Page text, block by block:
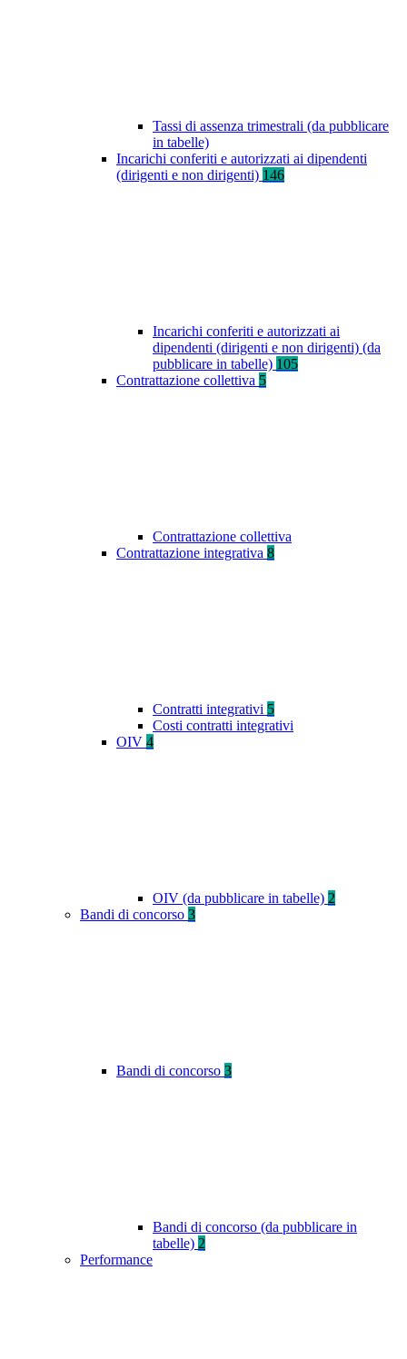
Tassi di assenza trimestrali (da pubblicare
in tabelle)
Incarichi conferiti e autorizzati ai dipendenti
(dirigenti e non dirigenti) 146
Incarichi conferiti e autorizzati ai
dipendenti (dirigenti e non dirigenti) (da
pubblicare in tabelle) 105
Contrattazione collettiva 5
Contrattazione collettiva
Contrattazione integrativa 8
Contratti integrativi 5
Costi contratti integrativi
OIV 4
OIV (da pubblicare in tabelle) 2
Bandi di concorso 3
Bandi di concorso 3
Bandi di concorso (da pubblicare in
tabelle) 2
Performance